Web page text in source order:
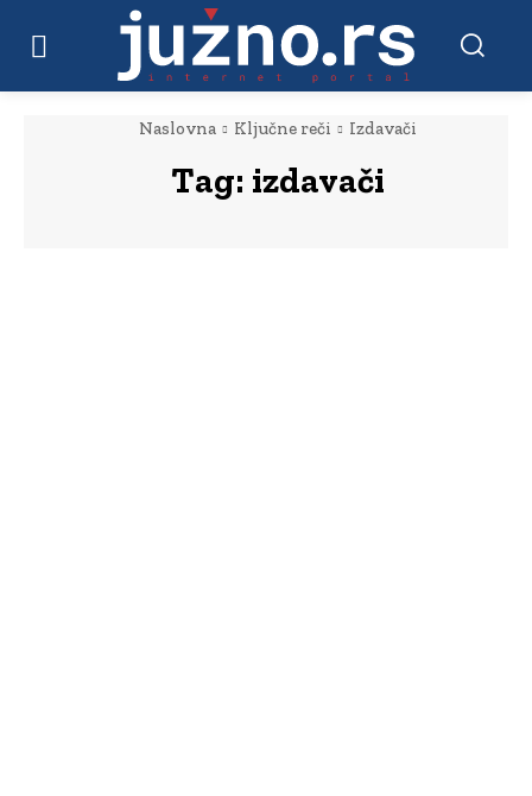
Naslovna Ključne reči Izdavači
Tag: izdavači